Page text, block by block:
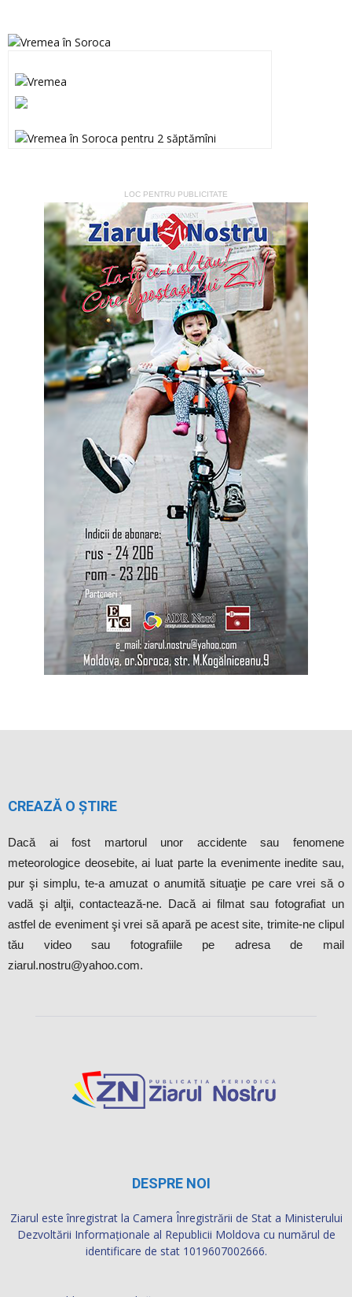
LOC PENTRU PUBLICITATE
CREAZĂ O ȘTIRE
Dacă ai fost martorul unor accidente sau fenomene
meteorologice deosebite, ai luat parte la evenimente inedite sau,
pur şi simplu, te-a amuzat o anumită situaţie pe care vrei să o
vadă şi alţii, contactează-ne. Dacă ai filmat sau fotografiat un
astfel de eveniment şi vrei să apară pe acest site, trimite-ne clipul
tău video sau fotografiile pe adresa de mail
ziarul.nostru@yahoo.com.
DESPRE NOI
Ziarul este înregistrat la Camera Înregistrării de Stat a Ministerului
Dezvoltării Informaţionale al Republicii Moldova cu numărul de
identificare de stat 1019607002666.